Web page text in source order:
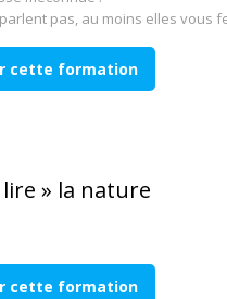
pas, au moins elles vous
cette formation
» la nature
cette formation